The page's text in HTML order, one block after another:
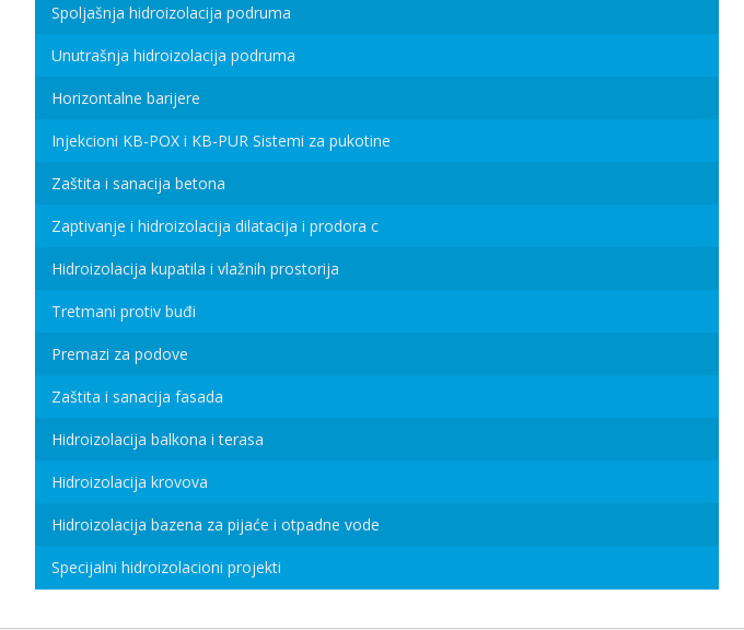
Spoljašnja hidroizolacija podruma
Unutrašnja hidroizolacija podruma
Horizontalne barijere
Injekcioni KB-POX i KB-PUR Sistemi za pukotine
Zaštita i sanacija betona
Zaptivanje i hidroizolacija dilatacija i prodora c
Hidroizolacija kupatila i vlažnih prostorija
Tretmani protiv buđi
Premazi za podove
Zaštita i sanacija fasada
Hidroizolacija balkona i terasa
Hidroizolacija krovova
Hidroizolacija bazena za pijaće i otpadne vode
Specijalni hidroizolacioni projekti